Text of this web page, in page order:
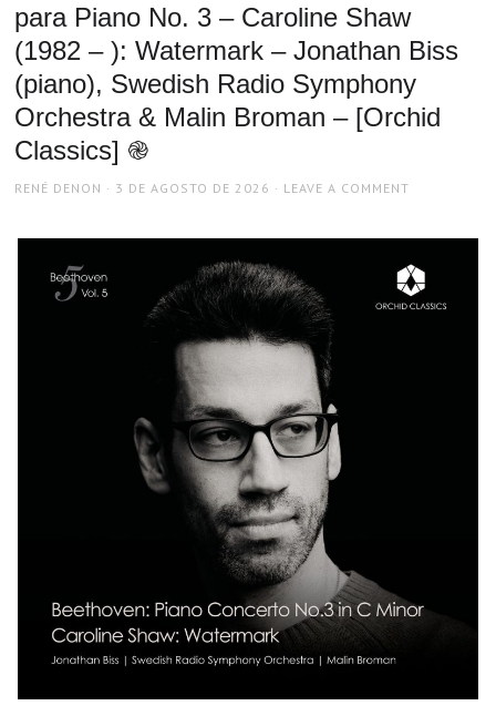
para Piano No. 3 – Caroline Shaw
(1982 – ): Watermark – Jonathan Biss
(piano), Swedish Radio Symphony
Orchestra & Malin Broman – [Orchid
Classics] ֎
AUTHOR
RENÉ DENON
POSTED
3 DE AGOSTO DE 2026 LEAVE A COMMENT